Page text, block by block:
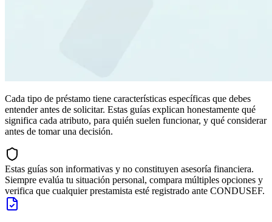
Cada tipo de préstamo tiene características específicas que debes
entender antes de solicitar. Estas guías explican honestamente qué
significa cada atributo, para quién suelen funcionar, y qué considerar
antes de tomar una decisión.
Estas guías son informativas y no constituyen asesoría financiera.
Siempre evalúa tu situación personal, compara múltiples opciones y
verifica que cualquier prestamista esté registrado ante CONDUSEF.